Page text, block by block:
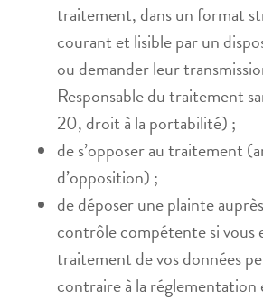
traitement, dans un format
courant et lisible par un
ou demander leur
Responsable du traitement
20, droit à la portabilité) ;
de s’opposer au traitement
d’opposition) ;
de déposer une plainte
contrôle compétente si vous
traitement de vos données
contraire à la réglementation